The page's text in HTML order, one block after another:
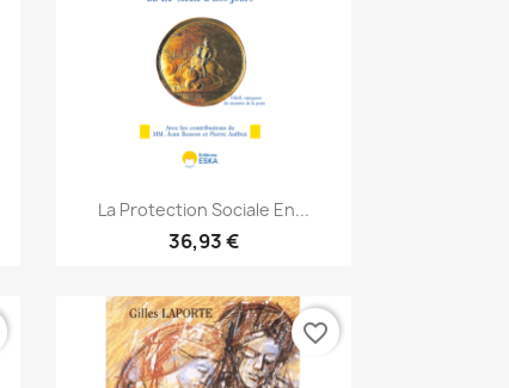
Aperçu rapide
La Protection Sociale En...
36,93 €
favorite_border